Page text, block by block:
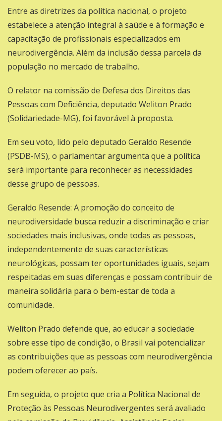
Entre as diretrizes da política nacional, o projeto
estabelece a atenção integral à saúde e à formação e
capacitação de profissionais especializados em
neurodivergência. Além da inclusão dessa parcela da
população no mercado de trabalho.
O relator na comissão de Defesa dos Direitos das
Pessoas com Deficiência, deputado Weliton Prado
(Solidariedade-MG), foi favorável à proposta.
Em seu voto, lido pelo deputado Geraldo Resende
(PSDB-MS), o parlamentar argumenta que a política
será importante para reconhecer as necessidades
desse grupo de pessoas.
Geraldo Resende: A promoção do conceito de
neurodiversidade busca reduzir a discriminação e criar
sociedades mais inclusivas, onde todas as pessoas,
independentemente de suas características
neurológicas, possam ter oportunidades iguais, sejam
respeitadas em suas diferenças e possam contribuir de
maneira solidária para o bem-estar de toda a
comunidade.
Weliton Prado defende que, ao educar a sociedade
sobre esse tipo de condição, o Brasil vai potencializar
as contribuições que as pessoas com neurodivergência
podem oferecer ao país.
Em seguida, o projeto que cria a Política Nacional de
Proteção às Pessoas Neurodivergentes será avaliado